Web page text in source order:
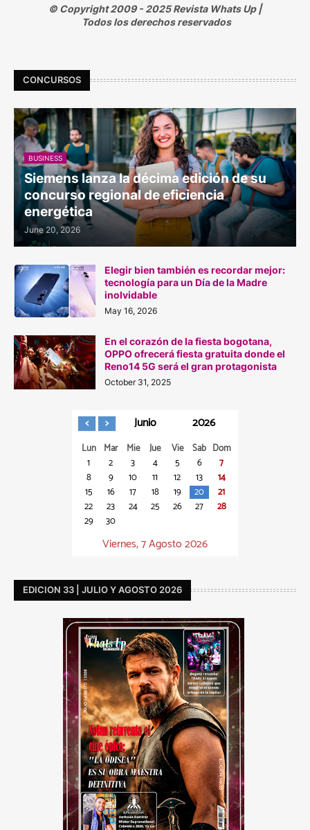
© Copyright 2009 - 2025 Revista Whats Up |
Todos los derechos reservados
CONCURSOS
BUSINESS
Siemens lanza la décima edición de su
concurso regional de eficiencia
energética
June 20, 2026
Elegir bien también es recordar mejor:
tecnología para un Día de la Madre
inolvidable
May 16, 2026
En el corazón de la fiesta bogotana,
OPPO ofrecerá fiesta gratuita donde el
Reno14 5G será el gran protagonista
October 31, 2025
Junio 2026
Lun Mar Mie Jue Vie Sab Dom
1
2 3 4 5 6
7
8
9 10 11 12 13
14
15
16 17 18 19 20
21
22
23 24 25 26 27
28
29
30
Viernes, 7 Agosto 2026
EDICION 33 | JULIO Y AGOSTO 2026